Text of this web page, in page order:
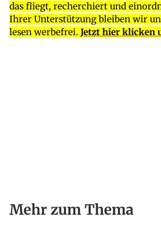
das fliegt, recherchiert und
Ihrer Unterstützung bleiben wir
lesen werbefrei. Jetzt hier klicken
Mehr zum Thema